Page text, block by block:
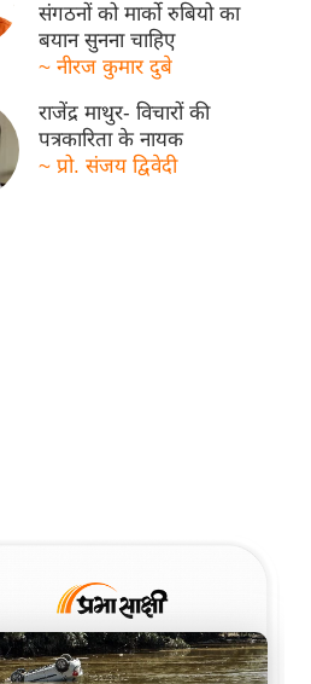
संगठनों को मार्को रुबियो का
बयान सुनना चाहिए
~ नीरज कुमार दुबे
राजेंद्र माथुर- विचारों की
पत्रकारिता के नायक
~ प्रो. संजय द्विवेदी